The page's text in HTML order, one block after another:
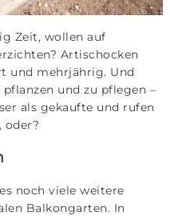
Zeit, wollen auf
Artischocken
und mehrjährig. Und
und zu pflegen –
als gekaufte und rufen
oder?
noch viele weitere
Balkongarten. In